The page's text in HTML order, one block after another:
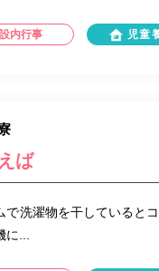
内行事 児童
ば
で洗濯物を干していると
...